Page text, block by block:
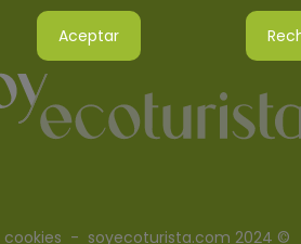
- soyecoturista.com 2024 ©
Aceptar